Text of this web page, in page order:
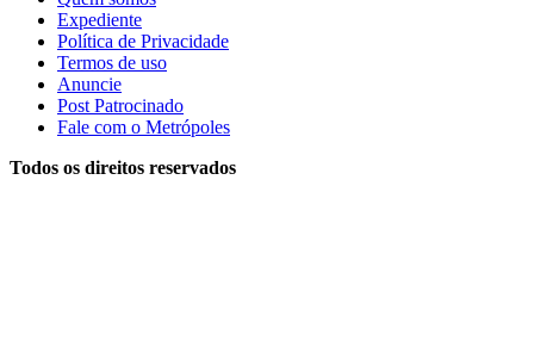
Expediente
Política de Privacidade
Termos de uso
Anuncie
Post Patrocinado
Fale com o Metrópoles
Todos os direitos reservados